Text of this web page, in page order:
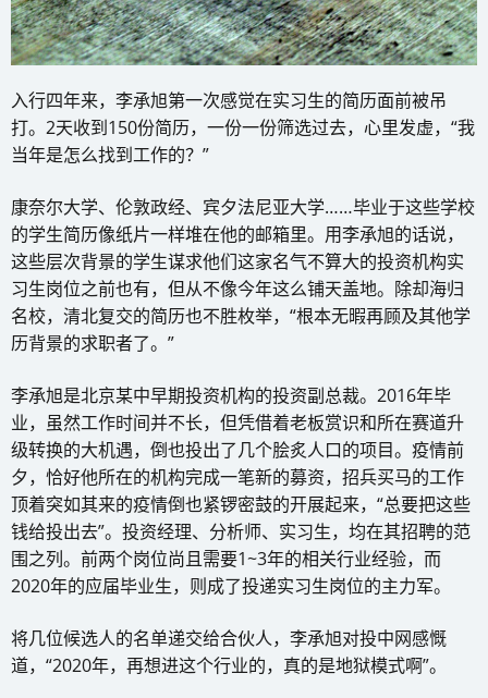
入行四年来，李承旭第一次感觉在实习生的简历面前被吊
打。2天收到150份简历，一份一份筛选过去，心里发虚，“我
当年是怎么找到工作的？”
康奈尔大学、伦敦政经、宾夕法尼亚大学……毕业于这些学校
的学生简历像纸片一样堆在他的邮箱里。用李承旭的话说，
这些层次背景的学生谋求他们这家名气不算大的投资机构实
习生岗位之前也有，但从不像今年这么铺天盖地。除却海归
名校，清北复交的简历也不胜枚举，“根本无暇再顾及其他学
历背景的求职者了。”
李承旭是北京某中早期投资机构的投资副总裁。2016年毕
业，虽然工作时间并不长，但凭借着老板赏识和所在赛道升
级转换的大机遇，倒也投出了几个脍炙人口的项目。疫情前
夕，恰好他所在的机构完成一笔新的募资，招兵买马的工作
顶着突如其来的疫情倒也紧锣密鼓的开展起来，“总要把这些
钱给投出去”。投资经理、分析师、实习生，均在其招聘的范
围之列。前两个岗位尚且需要1~3年的相关行业经验，而
2020年的应届毕业生，则成了投递实习生岗位的主力军。
将几位候选人的名单递交给合伙人，李承旭对投中网感慨
道，“2020年，再想进这个行业的，真的是地狱模式啊”。